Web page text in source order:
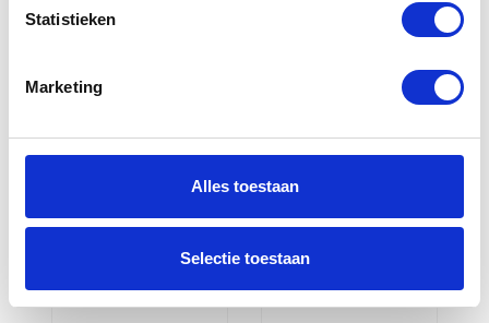
Statistieken
Marketing
Alles toestaan
Selectie toestaan
Aurora Lady D
Dry Gloves
€119,95
Oorspronkelijke
prijs
was:
€83,95
Huidige
prijs
is:
Stella SMX 2
Air Carbon
Gloves
prijs
prijs